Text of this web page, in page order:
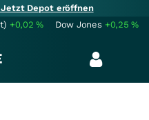
Depot eröffnen
+0,02% Dow Jones +0,25%